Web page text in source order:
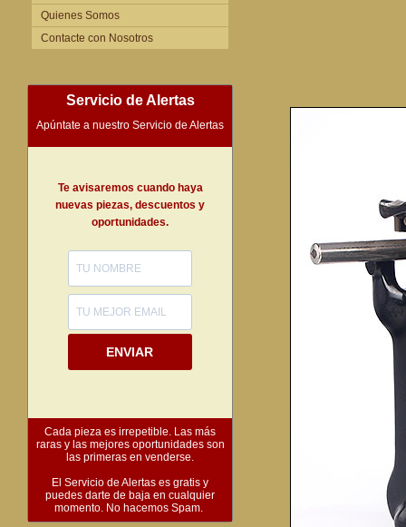
Quienes Somos
Contacte con Nosotros
Servicio de Alertas
Apúntate a nuestro Servicio de Alertas
Te avisaremos cuando haya
nuevas piezas, descuentos y
oportunidades.
ENVIAR
Cada pieza es irrepetible. Las más
raras y las mejores oportunidades son
las primeras en venderse.
El Servicio de Alertas es gratis y
puedes darte de baja en cualquier
momento. No hacemos Spam.